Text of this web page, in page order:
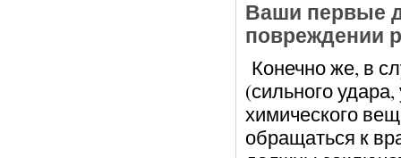
Ваши первые
повреждении
Конечно же, в
(сильного
химического
обращаться к